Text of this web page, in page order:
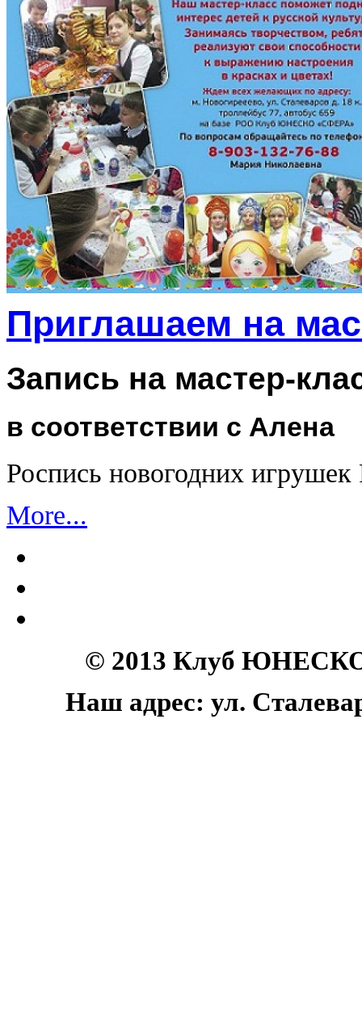
Приглашаем на
Запись на мастер-
в соответствии с Алена
Роспись новогодних
More...
© 2013 Клуб
Наш адрес: ул.